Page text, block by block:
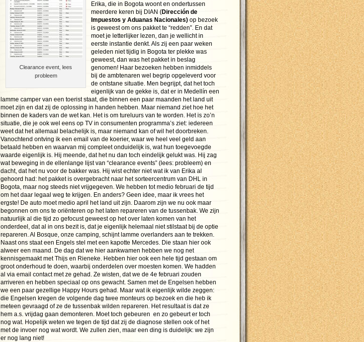
Clearance event, lees
probleem
Erika, die in Bogota woont en ondertussen
meerdere keren bij DIAN (Dirección de
Impuestos y Aduanas Nacionales) op bezoek
is geweest om ons pakket te “redden”. En dat
moet je letterlijker lezen, dan je wellicht in
eerste instantie denkt. Als zij een paar weken
geleden niet tijdig in Bogota ter plekke was
geweest, dan was het pakket in beslag
genomen! Haar bezoeken hebben inmiddels
bij de ambtenaren wel begrip opgeleverd voor
de ontstane situatie. Men begrijpt, dat het toch
eigenlijk van de gekke is, dat er in Medellín een
lamme camper van een toerist staat, die binnen een paar maanden het land uit
moet zijn en dat zij de oplossing in handen hebben. Maar niemand ziet hoe het
binnen de kaders van de wet kan. Het is om tureluurs van te worden. Het is zo’n
situatie, die je ook wel eens op TV in consumenten programma’s ziet: iedereen
weet dat het allemaal belachelijk is, maar niemand kan of wil het doorbreken.
Vanochtend ontving ik een email van de koerier, waar we heel veel geld aan
betaald hebben en waarvan mij compleet onduidelijk is, wat hun toegevoegde
waarde eigenlijk is. Hij meende, dat het nu dan toch eindelijk gelukt was. Hij zag
wat beweging in de ellenlange lijst van “clearance events” (lees: probleem) en
dacht, dat het nu voor de bakker was. Hij wist echter niet wat ik van Erika al
gehoord had: het pakket is overgebracht naar het sorteercentrum van DHL in
Bogota, maar nog steeds niet vrijgegeven. We hebben tot medio februari de tijd
om het daar legaal weg te krijgen. En anders? Geen idee, maar ik vrees het
ergste! De auto moet medio april het land uit zijn. Daarom zijn we nu ook maar
begonnen om ons te oriënteren op het laten repareren van de tussenbak. We zijn
natuurlijk al die tijd zo gefocust geweest op het over laten komen van het
onderdeel, dat al in ons bezit is, dat je eigenlijk helemaal niet stilstaat bij de optie
repareren. Al Bosque, onze camping, schijnt lamme overlanders aan te trekken.
Naast ons staat een Engels stel met een kapotte Mercedes. Die staan hier ook
alweer een maand. De dag dat we hier aankwamen hebben we nog net
kennisgemaakt met Thijs en Rieneke. Hebben hier ook een hele tijd gestaan om
groot onderhoud te doen, waarbij onderdelen over moesten komen. We hadden
al via email contact met ze gehad. Ze wisten, dat we de 4e februari zouden
arriveren en hebben speciaal op ons gewacht. Samen met de Engelsen hebben
we een paar gezellige Happy Hours gehad. Maar wat ik eigenlijk wilde zeggen:
die Engelsen kregen de volgende dag twee monteurs op bezoek en die heb ik
meteen gevraagd of ze de tussenbak wilden repareren. Het resultaat is dat ze
hem a.s. vrijdag gaan demonteren. Moet toch gebeuren en zo gebeurt er toch
nog wat. Hopelijk weten we tegen de tijd dat zij de diagnose stellen ook of het
met de invoer nog wat wordt. We zullen zien, maar een ding is duidelijk: we zijn
er nog lang niet!